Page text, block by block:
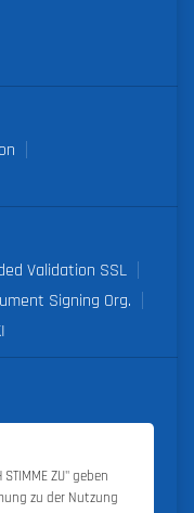
Validation SSL
Signing Org.
2019, 2020, 2021,
ZU" geben
zu der Nutzung